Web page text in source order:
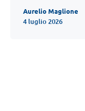
Aurelio Maglione
4 luglio 2026